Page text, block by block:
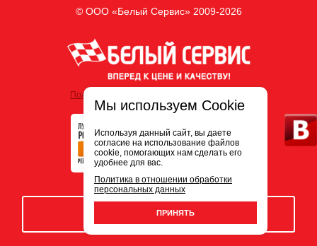
© ООО «Белый Сервис» 2009-2026
Политика обработки персональных данных
ЗАПИСЬ НА СЕРВИС
Мы используем Cookie
Используя данный сайт, вы даете
согласие на использование файлов
cookie, помогающих нам сделать его
удобнее для вас.
Политика в отношении обработки
персональных данных
ПРИНЯТЬ